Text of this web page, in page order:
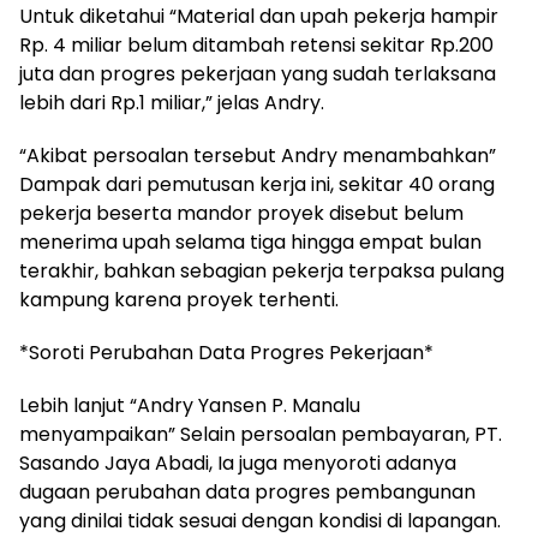
Untuk diketahui “Material dan upah pekerja hampir
Rp. 4 miliar belum ditambah retensi sekitar Rp.200
juta dan progres pekerjaan yang sudah terlaksana
lebih dari Rp.1 miliar,” jelas Andry.
“Akibat persoalan tersebut Andry menambahkan”
Dampak dari pemutusan kerja ini, sekitar 40 orang
pekerja beserta mandor proyek disebut belum
menerima upah selama tiga hingga empat bulan
terakhir, bahkan sebagian pekerja terpaksa pulang
kampung karena proyek terhenti.
*Soroti Perubahan Data Progres Pekerjaan*
Lebih lanjut “Andry Yansen P. Manalu
menyampaikan” Selain persoalan pembayaran, PT.
Sasando Jaya Abadi, Ia juga menyoroti adanya
dugaan perubahan data progres pembangunan
yang dinilai tidak sesuai dengan kondisi di lapangan.